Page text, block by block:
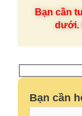
Bạn cần
dưới.
Bạn cần